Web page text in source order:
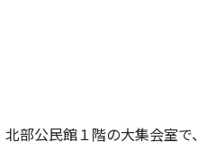
部公民館１階の大集会室で、